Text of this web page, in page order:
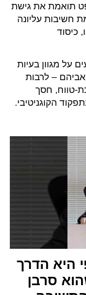
תואמת את גישת
חשיבות עליונה
כיסוד
על מגוון בעיות
– לרבות
טווח, חסך
הקוגניטיבי.
היא הדרך
סרבן